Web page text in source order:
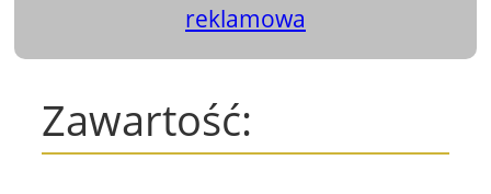
reklamowa
Zawartość: